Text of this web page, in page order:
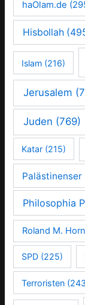
haOlam.de
Hisbollah
Islam (216)
Jerusalem
Juden (769)
Katar (215)
Palästinenser
Philosophia
Roland M. Horn
SPD (225)
Terroristen